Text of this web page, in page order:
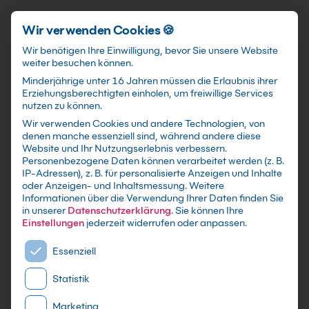
Schnellzugriff
Windows Server 2025 -
Master of Administration
Kurs
mit Zertifikat als Live Online Training,
Präsenzseminar in IT-Schulungszentren sowie
maßgeschneiderte Firmen- oder Inhouse-
Schulung für dein Team - Lerne und erweitere
dein Windows Server Wissen
Wir verwenden Cookies 🍪
Wir benötigen Ihre Einwilligung, bevor Sie unsere Website
weiter besuchen können.
Minderjährige unter 16 Jahren müssen die Erlaubnis ihrer
Erziehungsberechtigten einholen, um freiwillige Services
nutzen zu können.
Wir verwenden Cookies und andere Technologien, von
denen manche essenziell sind, während andere diese
Website und Ihr Nutzungserlebnis verbessern.
Personenbezogene Daten können verarbeitet werden (z. B.
IP-Adressen), z. B. für personalisierte Anzeigen und Inhalte
oder Anzeigen- und Inhaltsmessung.Weitere
Informationen über die Verwendung Ihrer Daten finden Sie
in unserer Datenschutzerklärung.Sie können Ihre
Einstellungen jederzeit widerrufen oder anpassen.
Es folgt eine Liste der Service-Gruppen, für die eine
Essenziell
Statistik
Marketing